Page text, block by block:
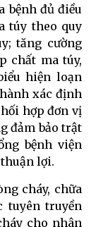
bệnh đủ điều
túy theo quy
tăng cường
chất ma túy,
hiện loạn
xác định
hợp đơn vị
đảm bảo trật
bệnh viện
lợi.
cháy, chữa
tuyên truyền
cho nhân